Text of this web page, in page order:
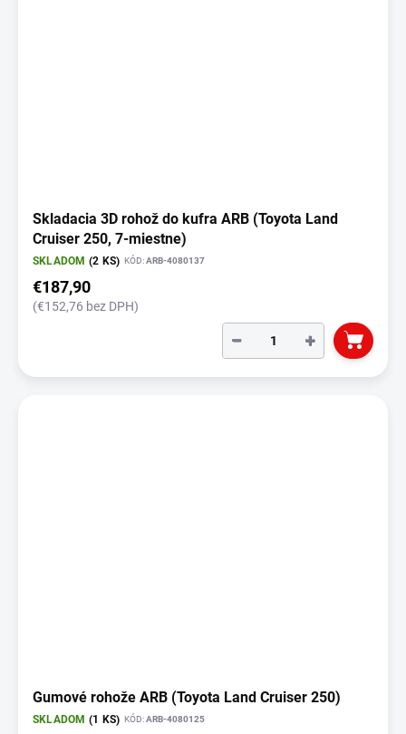
Skladacia 3D rohož do kufra ARB (Toyota Land
Cruiser 250, 7-miestne)
SKLADOM (2 KS) KÓD:ARB-4080137
€187,90
(€152,76 bez DPH)
+
−
Gumové rohože ARB (Toyota Land Cruiser 250)
SKLADOM (1 KS) KÓD:ARB-4080125